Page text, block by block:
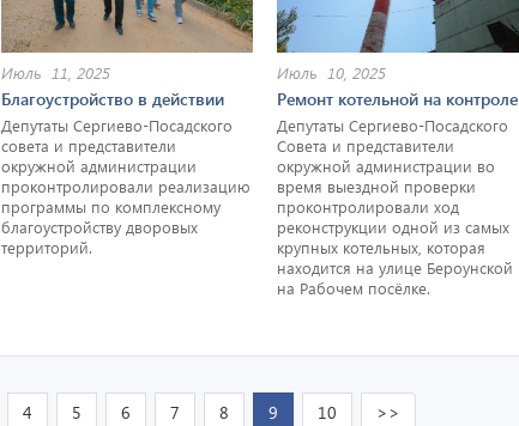
Июль 11, 2025
Благоустройство в действии
Депутаты Сергиево-Посадского
совета и представители
окружной администрации
проконтролировали реализацию
программы по комплексному
благоустройству дворовых
территорий.
Июль 10, 2025
Ремонт котельной на контроле
Депутаты Сергиево-Посадского
Совета и представители
окружной администрации во
время выездной проверки
проконтролировали ход
реконструкции одной из самых
крупных котельных, которая
находится на улице Бероунской
на Рабочем посёлке.
4 5 6 7 8 9 10 >>